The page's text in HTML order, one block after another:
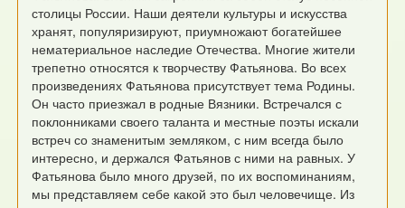
столицы России. Наши деятели культуры и искусства
хранят, популяризируют, приумножают богатейшее
нематериальное наследие Отечества. Многие жители
трепетно относятся к творчеству Фатьянова. Во всех
произведениях Фатьянова присутствует тема Родины.
Он часто приезжал в родные Вязники. Встречался с
поклонниками своего таланта и местные поэты искали
встреч со знаменитым земляком, с ним всегда было
интересно, и держался Фатьяновс ними на равных. У
Фатьянова было много друзей, по их воспоминаниям,
мы представляем себе какой это был человечище. Из